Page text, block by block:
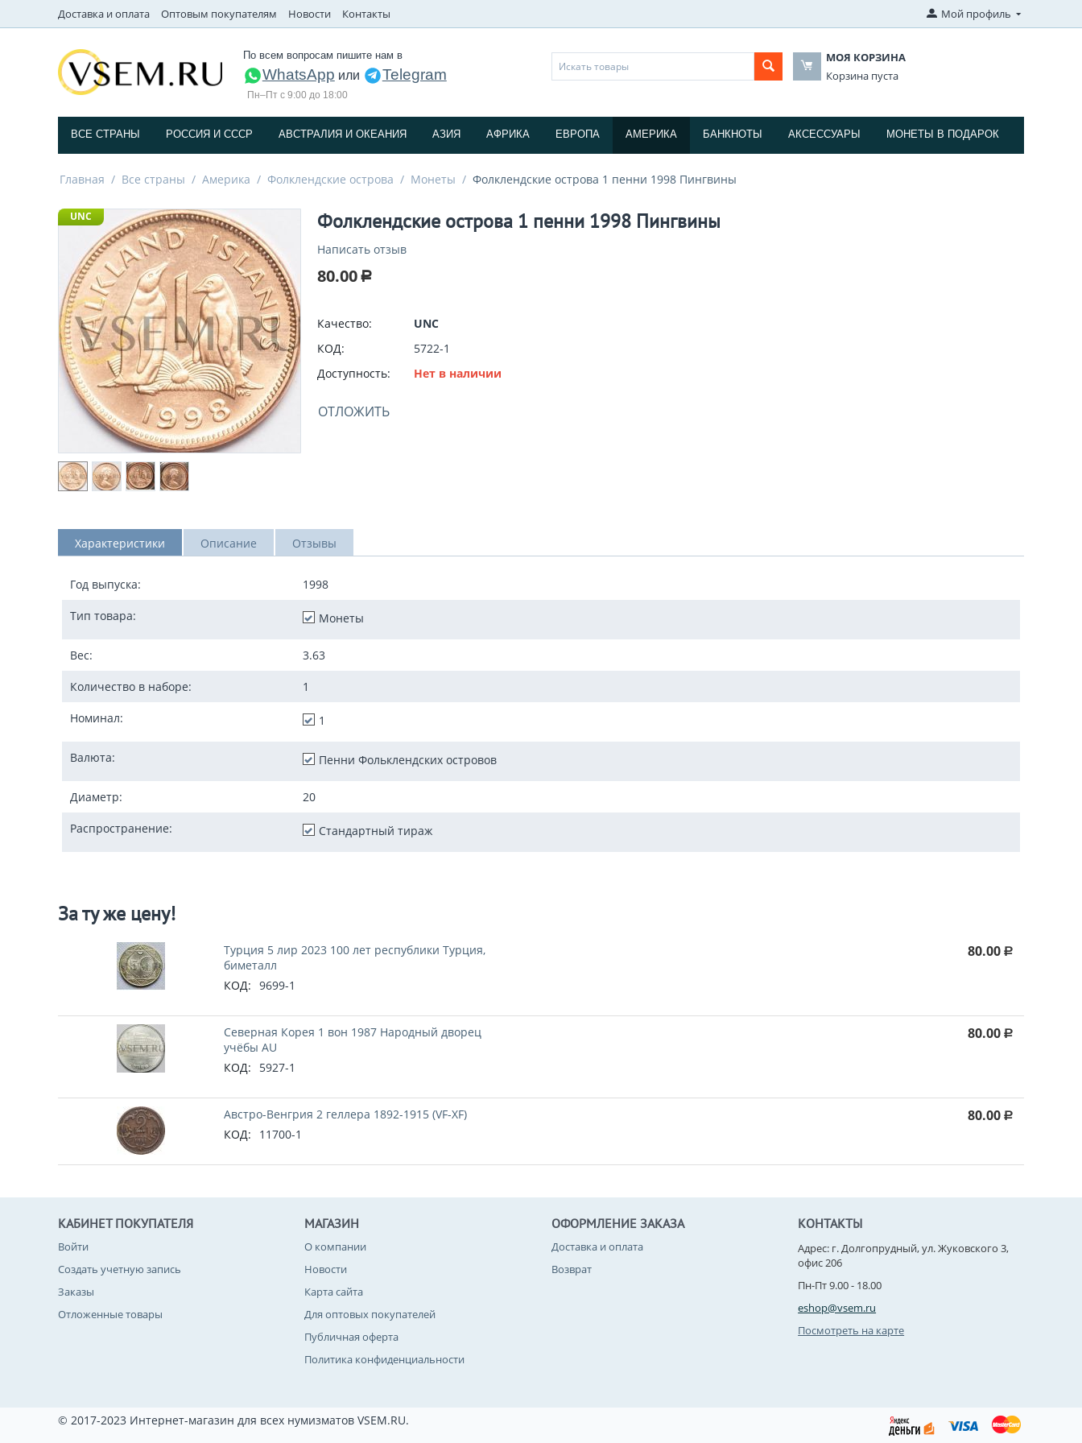
Доставка и оплата Оптовым покупателям Новости Контакты Мой профиль
По всем вопросам пишите нам в
WhatsApp или Telegram
Пн–Пт с 9:00 до 18:00
МОЯ КОРЗИНА
Корзина пуста
ВСЕ СТРАНЫ РОССИЯ И СССP АВСТРАЛИЯ И ОКЕАНИЯ АЗИЯ АФРИКА ЕВРОПА АМЕРИКА БАНКНОТЫ АКСЕССУАРЫ МОНЕТЫ В ПОДАРОК
Главная / Все страны / Америка / Фолклендские острова / Монеты / Фолклендские острова 1 пенни 1998 Пингвины
UNC Фолклендские острова 1 пенни 1998 Пингвины
Написать отзыв
80.00 Р
Качество:
UNC
КОД:
5722-1
Доступность:
Нет в наличии
ОТЛОЖИТЬ
Характеристики Описание Отзывы
Год выпуска: 1998
Тип товара: Монеты
Вес: 3.63
Количество в наборе: 1
Номинал: 1
Валюта: Пенни Фольклендских островов
Диаметр: 20
Распространение: Стандартный тираж
За ту же цену!
Турция 5 лир 2023 100 лет республики Турция,
биметалл
КОД: 9699-1
80.00 Р
Северная Корея 1 вон 1987 Народный дворец
учёбы AU
КОД:
5927-1
80.00 Р
Австро-Венгрия 2 геллера 1892-1915 (VF-XF)
КОД:
11700-1
80.00 Р
КАБИНЕТ ПОКУПАТЕЛЯ
Войти
Создать учетную запись
Заказы
Отложенные товары
МАГАЗИН
О компании
Новости
Карта сайта
Для оптовых покупателей
Публичная оферта
Политика конфиденциальности
ОФОРМЛЕНИЕ ЗАКАЗА
Доставка и оплата
Возврат
КОНТАКТЫ
Адрес: г. Долгопрудный, ул. Жуковского 3,
офис 206
Пн-Пт 9.00 - 18.00
eshop@vsem.ru
Посмотреть на карте
© 2017-2023 Интернет-магазин для всех нумизматов VSEM.RU.